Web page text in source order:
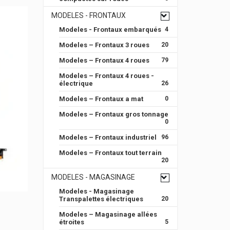
MODELES - FRONTAUX
Modeles - Frontaux embarqués 4
Modeles – Frontaux 3 roues 20
Modeles – Frontaux 4 roues 79
Modeles – Frontaux 4 roues -
électrique
26
Modeles – Frontaux a mat 0
Modeles – Frontaux gros tonnage
0
Modeles – Frontaux industriel 96
Modeles – Frontaux tout terrain
20
MODELES - MAGASINAGE
Modeles - Magasinage
Transpalettes électriques
20
Modeles – Magasinage allées
étroites
5